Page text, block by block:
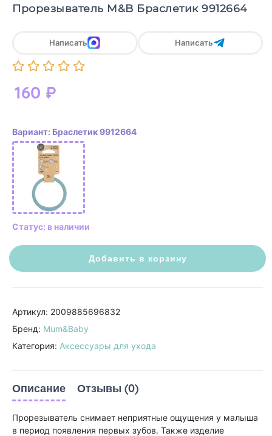
Прорезыватель M&B Браслетик 9912664
160 ₽
Написать Написать
Вариант: Браслетик 9912664
Статус: в наличии
Добавить в корзину
Артикул: 2009885696832
Бренд: Mum&Baby
Категория: Аксессуары для ухода
Описание Отзывы (0)
Прорезыватель снимает неприятные ощущения у малыша
в период появления первых зубов. Также изделие